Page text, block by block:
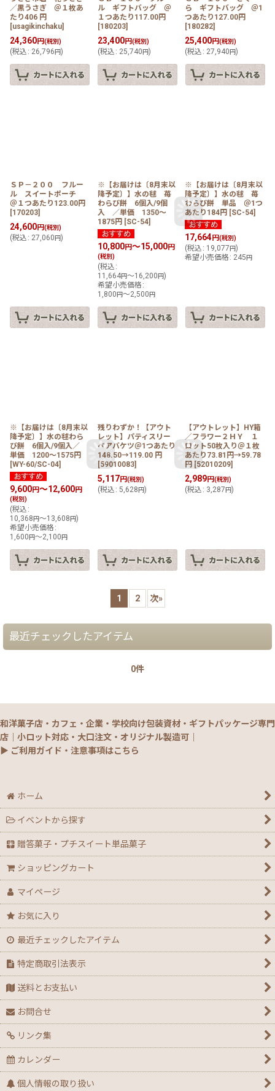
／黒うさぎ ＠１枚あ
たり406 円
[usagikinchaku]
24,360円(税別)
(税込 : 26,796 円)
ル ギフトバッグ ＠
１つあたり117.00円
[180203]
23,400円(税別)
(税込 : 25,740 円)
ら ギフトバッグ ＠1
つあたり127.00円
[180282]
25,400円(税別)
(税込 : 27,940円)
ＳＰ－２００ フルー
ル スイートポーチ
＠１つあたり123.00円
[170203]
24,600円(税別)
(税込 : 27,060 円)
※【お届けは〔8月末以
降予定〕】水の毬 苺
わらび餅 6個入/9個
入 ／単価 1350〜
1875円 [SC-54]
10,800円～15,000円
(税別)
(税込 :
11,664円～16,200 円)
希望小売価格 :
1,800 円～2,500 円
※【お届けは〔8月末以
降予定〕】水の毬 苺
わらび餅 単品 ＠1つ
あたり184円 [SC-54]
17,664 円(税別)
(税込 : 19,077円)
希望小売価格 : 245円
※【お届けは〔8月末以
降予定〕】水の毬わら
び餅 6個入/9個入／
単価 1200〜1575円
[WY-60/SC-04]
9,600円～12,600円
(税別)
(税込 :
10,368 円～13,608 円)
希望小売価格 :
1,600 円～2,100 円
残りわずか！【アウト
レット】パティスリー
ベアバケツ＠1つあたり
148.50→119.00 円
59010083]
5,117円(税別)
(税込 : 5,628 円)
【アウトレット】HY箱
／フラワー２ＨＹ １
ロット50枚入り＠１枚
あたり73.81円→59.78
円 [ 52010209]
2,989円(税別)
(税込 : 3,287円)
1 2 次»
最近チェックしたアイテム
0件
和洋菓子店・カフェ・企業・学校向け包装資材・ギフトパッケージ専門
店｜小ロット対応・大口注文・オリジナル製造可｜
▶ ご利用ガイド・注意事項はこちら
ホーム
イベントから探す
贈答菓子・プチスイート単品菓子
ショッピングカート
マイページ
お気に入り
最近チェックしたアイテム
特定商取引法表示
送料とお支払い
お問合せ
リンク集
カレンダー
個人情報の取り扱い